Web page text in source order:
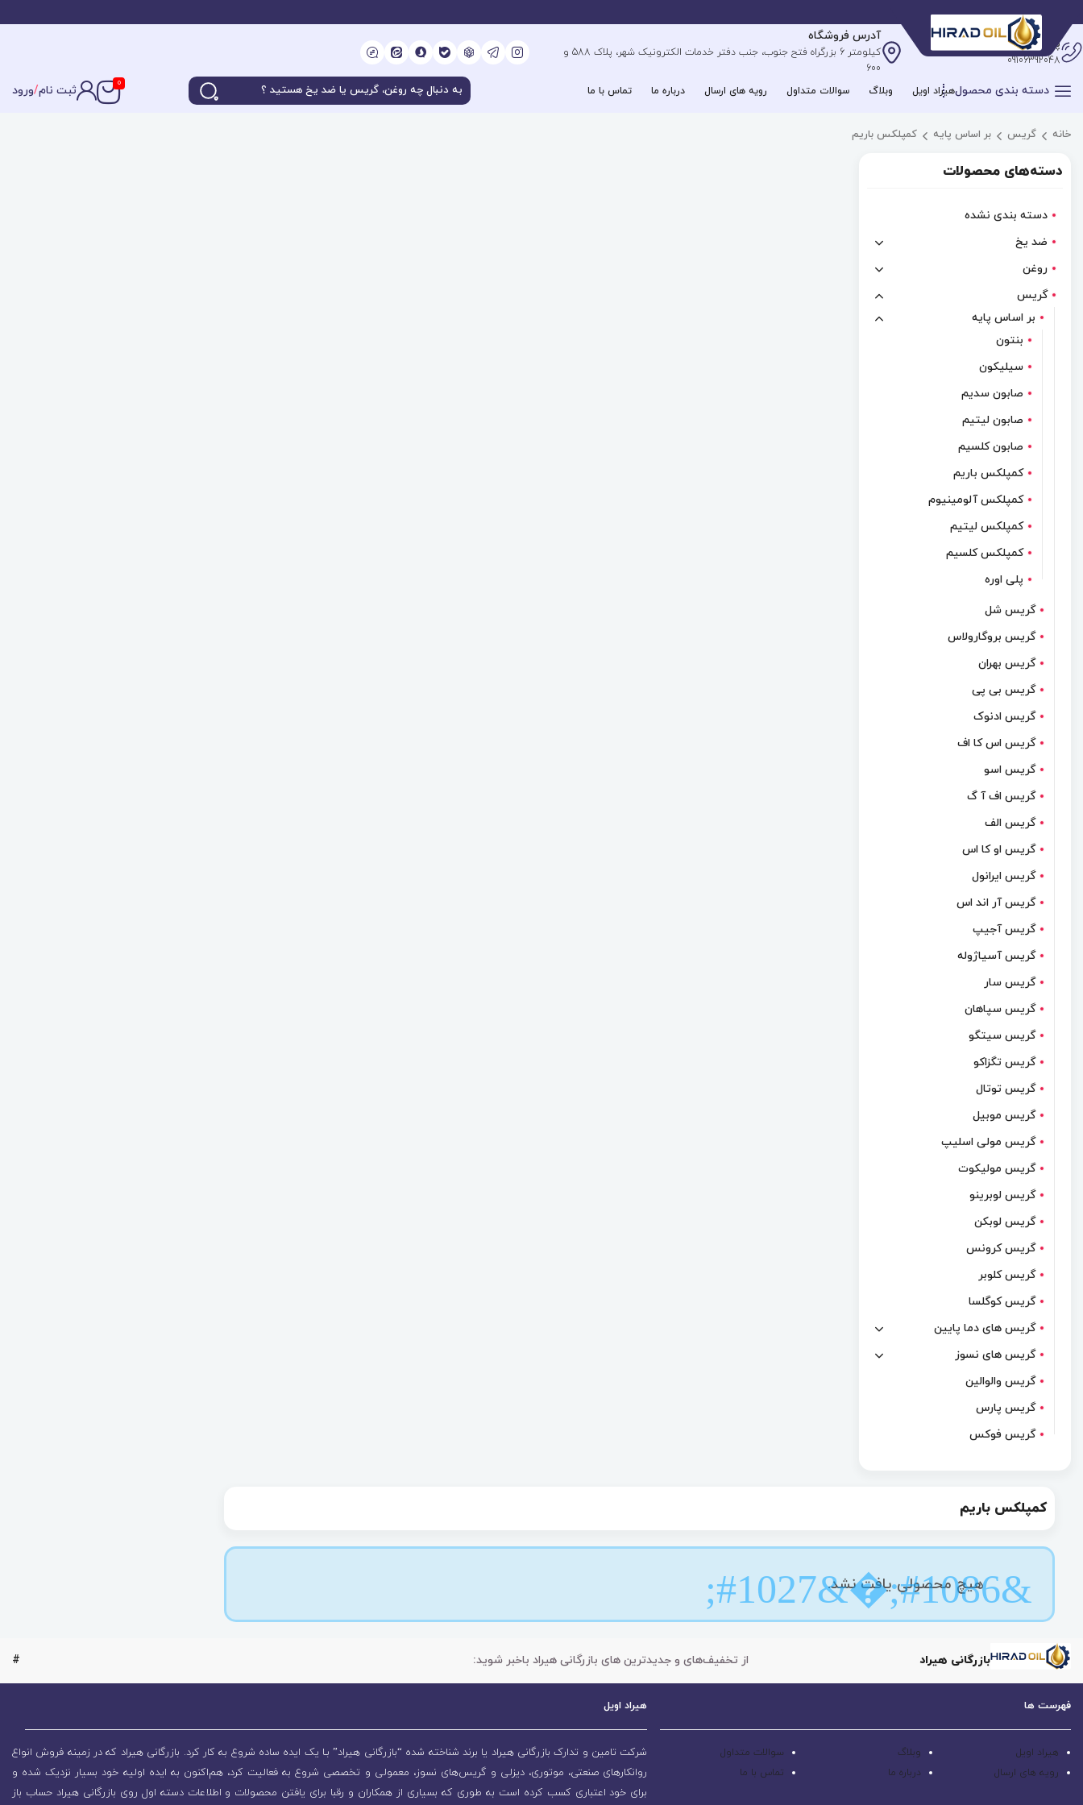
پشتیبانی آنلاین
09106392048
آدرس فروشگاه
کیلومتر 6 بزرگراه فتح جنوب، جنب دفتر خدمات الکترونیک شهر، پلاک 588 و
600
دسته بندی محصولهیراد اویل وبلاگ سوالات متداول رویه های ارسال درباره ما تماس با ما
0 ثبت نام/ورود
خانه گریس بر اساس پایه کمپلکس باریم
دسته‌های محصولات
دسته بندی نشده
ضد یخ
روغن
گریس
بر اساس پایه
بنتون
سیلیکون
صابون سدیم
صابون لیتیم
صابون کلسیم
کمپلکس باریم
کمپلکس آلومینیوم
کمپلکس لیتیم
کمپلکس کلسیم
پلی اوره
گریس شل
گریس بروگارولاس
گریس بهران
گریس بی پی
گریس ادنوک
گریس اس کا اف
گریس اسو
گریس اف آ گ
گریس الف
گریس او کا اس
گریس ایرانول
گریس آر اند اس
گریس آجیپ
گریس آسیاژوله
گریس سار
گریس سپاهان
گریس سیتگو
گریس تگزاکو
گریس توتال
گریس موبیل
گریس مولی اسلیپ
گریس مولیکوت
گریس لوبرینو
گریس لوبکن
گریس کرونس
گریس کلوبر
گریس کوگلسا
گریس های دما پایین
گریس های نسوز
گریس والوالین
گریس پارس
گریس فوکس
کمپلکس باریم
هیچ محصولی یافت نشد.
بازرگانی هیراد از تخفیف‌های و جدیدترین های بازرگانی هیراد باخبر شوید: #
فهرست ها
هیراد اویل وبلاگ
سوالات متداول
رویه های ارسال
درباره ما تماس با ما
هیراد اویل
شرکت تامین و تدارک بازرگانی هیراد یا برند شناخته شده “بازرگانی هیراد” بـا یک ایده ساده شروع به کار کرد. بازرگانی هیراد که در زمینه فروش انواع
روانکارهای صنعتی، موتوری، دیزلی و گریس‌های نسوز، معمولی و تخصصی شروع به فعالیت کرد، هم‌اکنون به ایده اولیه خود بسیار نزدیک شده و
برای خود اعتباری کسب کرده است به طوری که بسیاری از همکاران و رقبا برای یافتن محصولات و اطلاعات دسته اول روی بازرگانی هیراد حساب باز